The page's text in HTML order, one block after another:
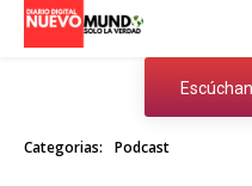
Categorias: Podcast